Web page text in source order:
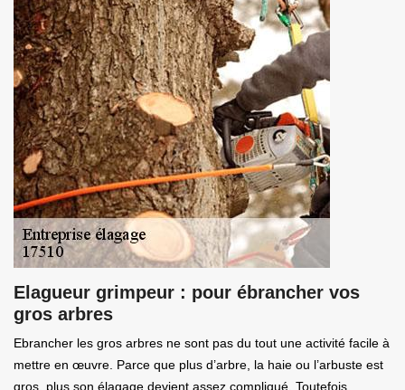
Elagueur grimpeur : pour ébrancher vos
gros arbres
Ebrancher les gros arbres ne sont pas du tout une activité facile à
mettre en œuvre. Parce que plus d’arbre, la haie ou l’arbuste est
gros, plus son élagage devient assez compliqué. Toutefois,